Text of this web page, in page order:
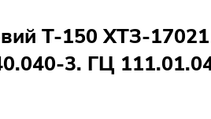
Т-150 ХТЗ-
3. ГЦ